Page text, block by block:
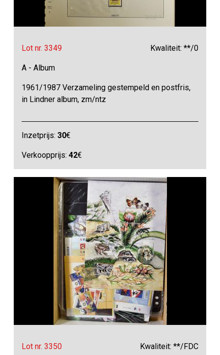
Lot nr. 3349 Kwaliteit: **/0
A - Album
1961/1987 Verzameling gestempeld en postfris,
in Lindner album, zm/ntz
Inzetprijs:30€
Verkoopprijs:42€
Lot nr. 3350 Kwaliteit: **/FDC